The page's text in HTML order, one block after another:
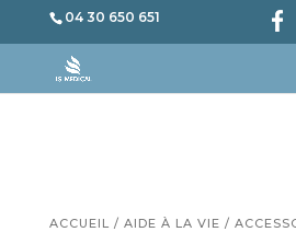
04 30 650 651
ACCUEIL / AIDE À LA VIE /